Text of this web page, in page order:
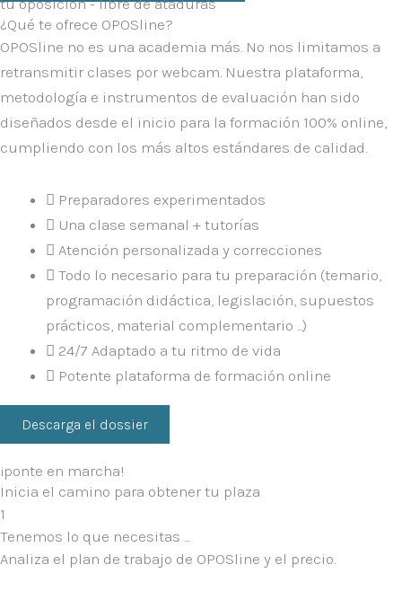
tu oposición - libre de ataduras
¿Qué te ofrece OPOSline?
OPOSline no es una academia más. No nos limitamos a
retransmitir clases por webcam. Nuestra plataforma,
metodología e instrumentos de evaluación han sido
diseñados desde el inicio para la formación 100% online,
cumpliendo con los más altos estándares de calidad.
Preparadores experimentados
Una clase semanal + tutorías
Atención personalizada y correcciones
Todo lo necesario para tu preparación (temario,
programación didáctica, legislación, supuestos
prácticos, material complementario ...)
24/7 Adaptado a tu ritmo de vida
Potente plataforma de formación online
Descarga el dossier
¡ponte en marcha!
Inicia el camino para obtener tu plaza
1
Tenemos lo que necesitas ...
Analiza el plan de trabajo de OPOSline y el precio.